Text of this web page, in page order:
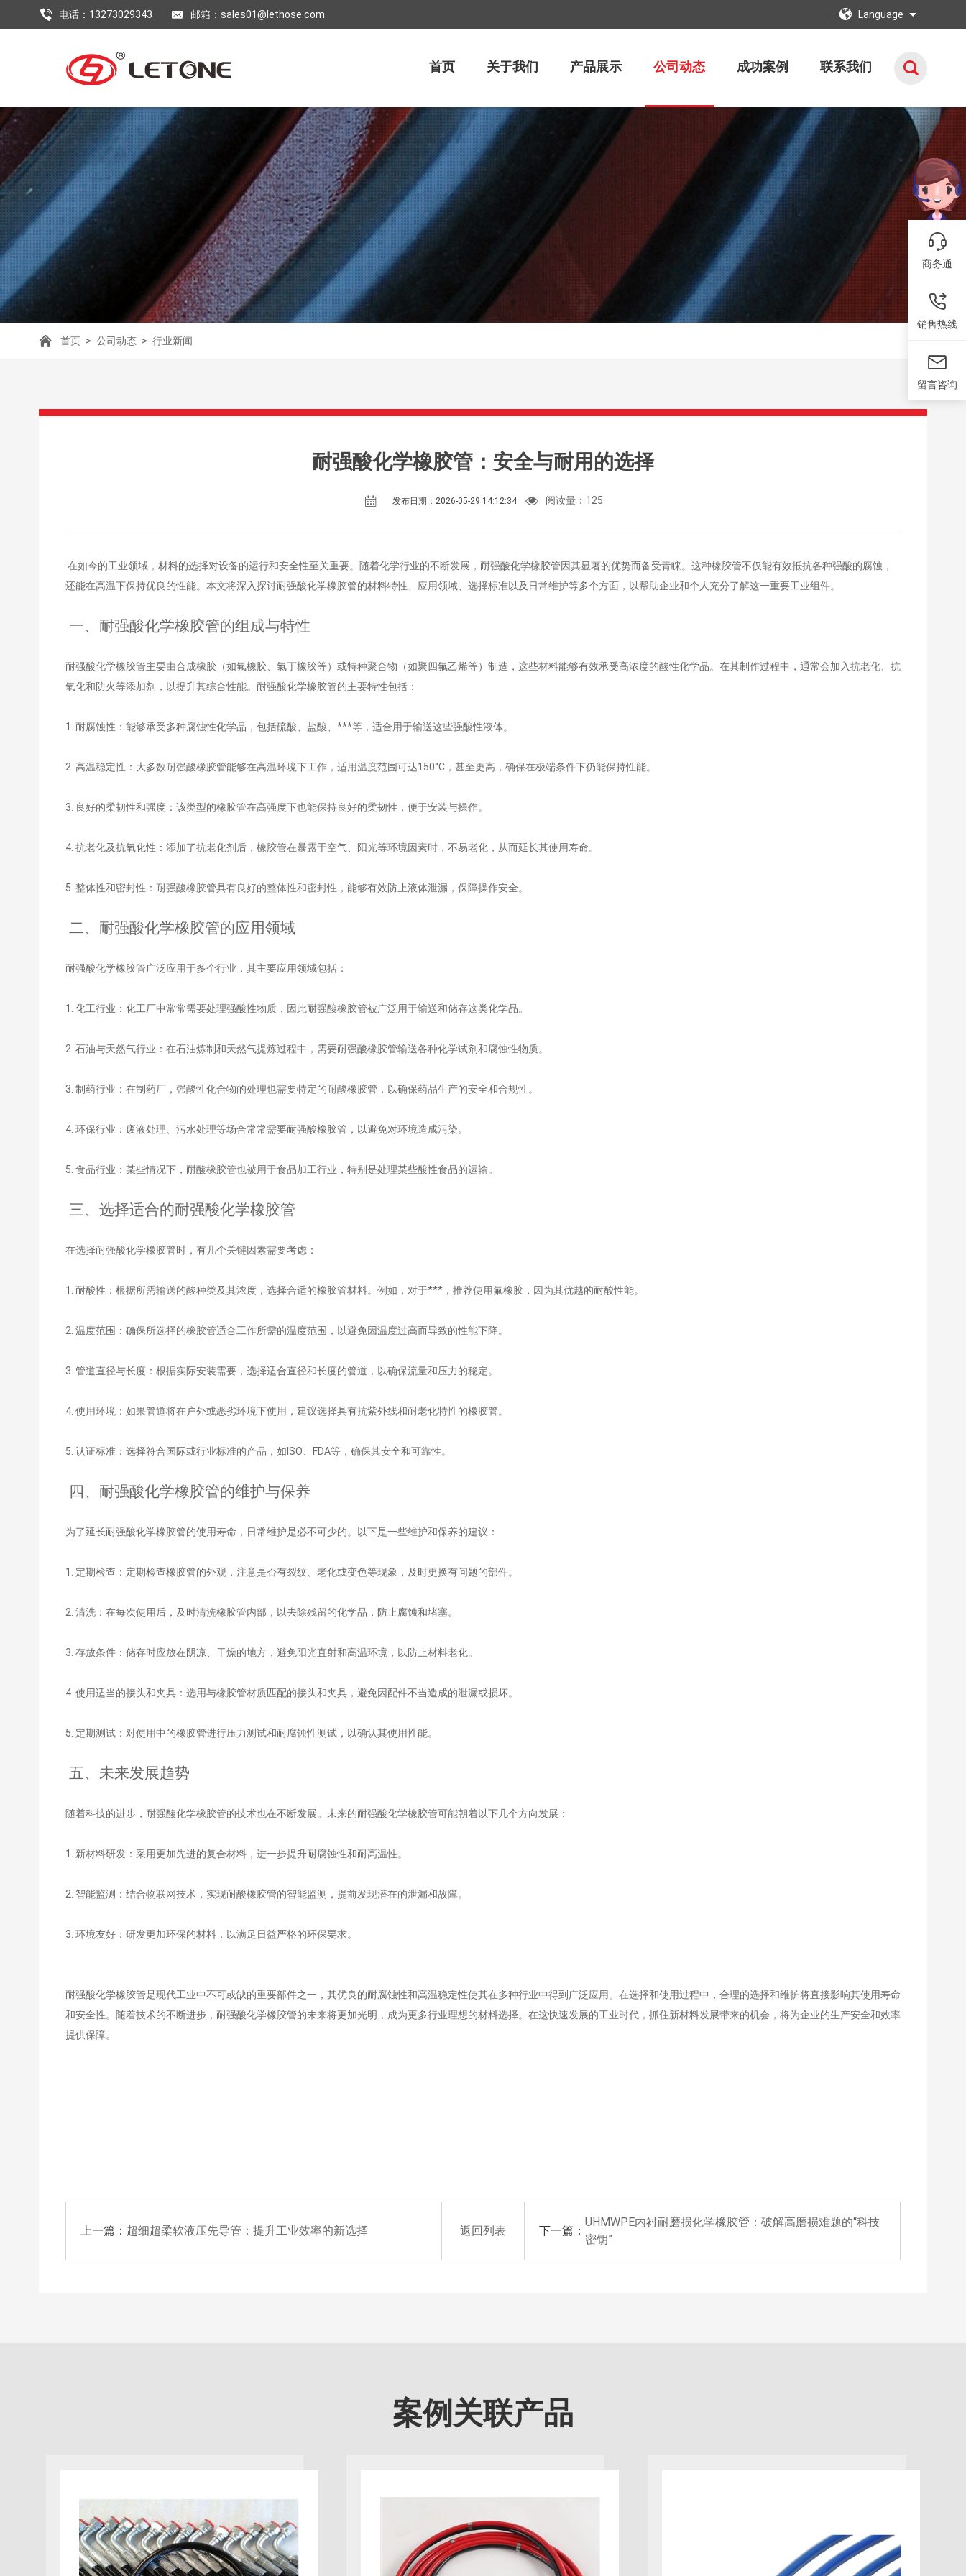
电话：13273029343 邮箱：sales01@lethose.com Language
首页 关于我们 产品展示 公司动态 成功案例 联系我们
首页 > 公司动态 > 行业新闻
耐强酸化学橡胶管：安全与耐用的选择
发布日期：2026-05-29 14:12:34 阅读量： 125
在如今的工业领域，材料的选择对设备的运行和安全性至关重要。随着化学行业的不断发展，耐强酸化学橡胶管因其显著的优势而备受青睐。这种橡胶管不仅能有效抵抗各种强酸的腐蚀，
还能在高温下保持优良的性能。本文将深入探讨耐强酸化学橡胶管的材料特性、应用领域、选择标准以及日常维护等多个方面，以帮助企业和个人充分了解这一重要工业组件。
一、耐强酸化学橡胶管的组成与特性
耐强酸化学橡胶管主要由合成橡胶（如氟橡胶、氯丁橡胶等）或特种聚合物（如聚四氟乙烯等）制造，这些材料能够有效承受高浓度的酸性化学品。在其制作过程中，通常会加入抗老化、抗
氧化和防火等添加剂，以提升其综合性能。耐强酸化学橡胶管的主要特性包括：
1. 耐腐蚀性：能够承受多种腐蚀性化学品，包括硫酸、盐酸、***等，适合用于输送这些强酸性液体。
2. 高温稳定性：大多数耐强酸橡胶管能够在高温环境下工作，适用温度范围可达150°C，甚至更高，确保在极端条件下仍能保持性能。
3. 良好的柔韧性和强度：该类型的橡胶管在高强度下也能保持良好的柔韧性，便于安装与操作。
4. 抗老化及抗氧化性：添加了抗老化剂后，橡胶管在暴露于空气、阳光等环境因素时，不易老化，从而延长其使用寿命。
5. 整体性和密封性：耐强酸橡胶管具有良好的整体性和密封性，能够有效防止液体泄漏，保障操作安全。
二、耐强酸化学橡胶管的应用领域
耐强酸化学橡胶管广泛应用于多个行业，其主要应用领域包括：
1. 化工行业：化工厂中常常需要处理强酸性物质，因此耐强酸橡胶管被广泛用于输送和储存这类化学品。
2. 石油与天然气行业：在石油炼制和天然气提炼过程中，需要耐强酸橡胶管输送各种化学试剂和腐蚀性物质。
3. 制药行业：在制药厂，强酸性化合物的处理也需要特定的耐酸橡胶管，以确保药品生产的安全和合规性。
4. 环保行业：废液处理、污水处理等场合常常需要耐强酸橡胶管，以避免对环境造成污染。
5. 食品行业：某些情况下，耐酸橡胶管也被用于食品加工行业，特别是处理某些酸性食品的运输。
三、选择适合的耐强酸化学橡胶管
在选择耐强酸化学橡胶管时，有几个关键因素需要考虑：
1. 耐酸性：根据所需输送的酸种类及其浓度，选择合适的橡胶管材料。例如，对于***，推荐使用氟橡胶，因为其优越的耐酸性能。
2. 温度范围：确保所选择的橡胶管适合工作所需的温度范围，以避免因温度过高而导致的性能下降。
3. 管道直径与长度：根据实际安装需要，选择适合直径和长度的管道，以确保流量和压力的稳定。
4. 使用环境：如果管道将在户外或恶劣环境下使用，建议选择具有抗紫外线和耐老化特性的橡胶管。
5. 认证标准：选择符合国际或行业标准的产品，如ISO、FDA等，确保其安全和可靠性。
四、耐强酸化学橡胶管的维护与保养
为了延长耐强酸化学橡胶管的使用寿命，日常维护是必不可少的。以下是一些维护和保养的建议：
1. 定期检查：定期检查橡胶管的外观，注意是否有裂纹、老化或变色等现象，及时更换有问题的部件。
2. 清洗：在每次使用后，及时清洗橡胶管内部，以去除残留的化学品，防止腐蚀和堵塞。
3. 存放条件：储存时应放在阴凉、干燥的地方，避免阳光直射和高温环境，以防止材料老化。
4. 使用适当的接头和夹具：选用与橡胶管材质匹配的接头和夹具，避免因配件不当造成的泄漏或损坏。
5. 定期测试：对使用中的橡胶管进行压力测试和耐腐蚀性测试，以确认其使用性能。
五、未来发展趋势
随着科技的进步，耐强酸化学橡胶管的技术也在不断发展。未来的耐强酸化学橡胶管可能朝着以下几个方向发展：
1. 新材料研发：采用更加先进的复合材料，进一步提升耐腐蚀性和耐高温性。
2. 智能监测：结合物联网技术，实现耐酸橡胶管的智能监测，提前发现潜在的泄漏和故障。
3. 环境友好：研发更加环保的材料，以满足日益严格的环保要求。
耐强酸化学橡胶管是现代工业中不可或缺的重要部件之一，其优良的耐腐蚀性和高温稳定性使其在多种行业中得到广泛应用。在选择和使用过程中，合理的选择和维护将直接影响其使用寿命
和安全性。随着技术的不断进步，耐强酸化学橡胶管的未来将更加光明，成为更多行业理想的材料选择。在这快速发展的工业时代，抓住新材料发展带来的机会，将为企业的生产安全和效率
提供保障。
上一篇： 超细超柔软液压先导管：提升工业效率的新选择 返回列表 下一篇：
UHMWPE内衬耐磨损化学橡胶管：破解高磨损难题的“科技
密钥”
案例关联产品
商务通
销售热线
留言咨询